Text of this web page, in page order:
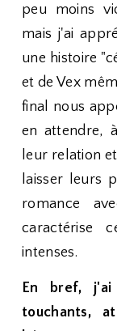
peu moins
mais j'ai
une histoire
et de Vex
final nous
en attendre,
leur relation
laisser leurs
romance
caractérise
intenses.
En bref,
touchants,